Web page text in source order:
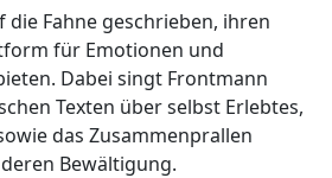
die Fahne geschrieben, ihren
für Emotionen und
Dabei singt Frontmann
Texten über selbst Erlebtes,
das Zusammenprallen
Bewältigung.